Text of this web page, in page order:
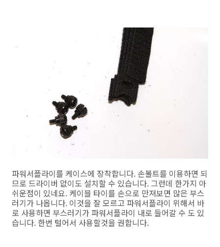
파워서플라이를 케이스에 장착합니다. 손볼트를 이용하면 되
므로 드라이버 없이도 설치할 수 있습니다. 그런데 한가지 아
쉬운점이 있네요. 케이블 타이를 손으로 만져보면 많은 부스
러기가 나옵니다. 이것을 잘 모르고 파워서플라이 위해서 바
로 사용하면 부스러기가 파워서플라이 내로 들어갈 수 도 있
습니다. 한번 털어서 사용할것을 권합니다.